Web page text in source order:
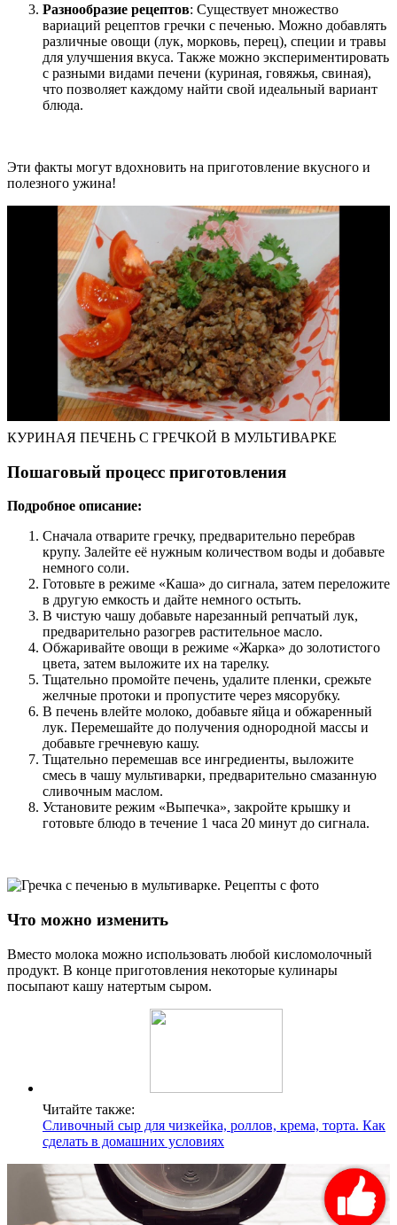
Разнообразие рецептов: Существует множество
вариаций рецептов гречки с печенью. Можно добавлять
различные овощи (лук, морковь, перец), специи и травы
для улучшения вкуса. Также можно экспериментировать
с разными видами печени (куриная, говяжья, свиная),
что позволяет каждому найти свой идеальный вариант
блюда.
Эти факты могут вдохновить на приготовление вкусного и
полезного ужина!
КУРИНАЯ ПЕЧЕНЬ С ГРЕЧКОЙ В МУЛЬТИВАРКЕ
Пошаговый процесс приготовления
Подробное описание:
Сначала отварите гречку, предварительно перебрав
крупу. Залейте её нужным количеством воды и добавьте
немного соли.
Готовьте в режиме «Каша» до сигнала, затем переложите
в другую емкость и дайте немного остыть.
В чистую чашу добавьте нарезанный репчатый лук,
предварительно разогрев растительное масло.
Обжаривайте овощи в режиме «Жарка» до золотистого
цвета, затем выложите их на тарелку.
Тщательно промойте печень, удалите пленки, срежьте
желчные протоки и пропустите через мясорубку.
В печень влейте молоко, добавьте яйца и обжаренный
лук. Перемешайте до получения однородной массы и
добавьте гречневую кашу.
Тщательно перемешав все ингредиенты, выложите
смесь в чашу мультиварки, предварительно смазанную
сливочным маслом.
Установите режим «Выпечка», закройте крышку и
готовьте блюдо в течение 1 часа 20 минут до сигнала.
Что можно изменить
Вместо молока можно использовать любой кисломолочный
продукт. В конце приготовления некоторые кулинары
посыпают кашу натертым сыром.
Читайте также:
Сливочный сыр для чизкейка, роллов, крема, торта. Как
сделать в домашних условиях